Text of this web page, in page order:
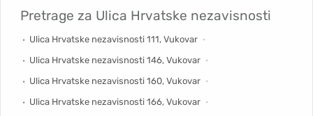
Pretrage za Ulica Hrvatske nezavisnosti
Ulica Hrvatske nezavisnosti 111, Vukovar
Ulica Hrvatske nezavisnosti 146, Vukovar
Ulica Hrvatske nezavisnosti 160, Vukovar
Ulica Hrvatske nezavisnosti 166, Vukovar